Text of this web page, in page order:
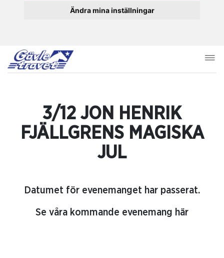
Ändra mina inställningar
3/12 JON HENRIK
FJÄLLGRENS MAGISKA
JUL
Datumet för evenemanget har passerat.
Se våra kommande evenemang här